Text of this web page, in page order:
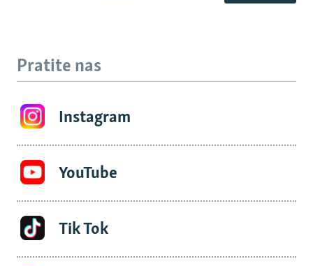
Pratite nas
Instagram
YouTube
Tik Tok